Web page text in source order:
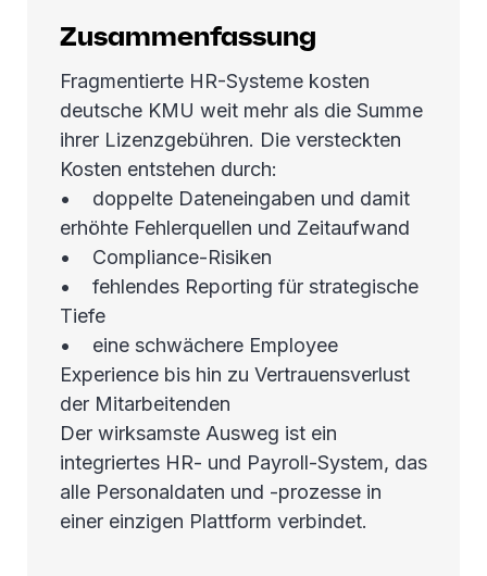
Zusammenfassung
Fragmentierte HR-Systeme kosten
deutsche KMU weit mehr als die Summe
ihrer Lizenzgebühren. Die versteckten
Kosten entstehen durch:
• doppelte Dateneingaben und damit
erhöhte Fehlerquellen und Zeitaufwand
• Compliance-Risiken
• fehlendes Reporting für strategische
Tiefe
• eine schwächere Employee
Experience bis hin zu Vertrauensverlust
der Mitarbeitenden
Der wirksamste Ausweg ist ein
integriertes HR- und Payroll-System, das
alle Personaldaten und -prozesse in
einer einzigen Plattform verbindet.